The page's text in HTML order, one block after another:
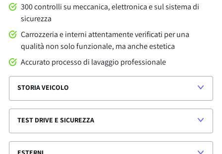
300 controlli su meccanica, elettronica e sul sistema di
sicurezza
Carrozzeria e interni attentamente verificati per una
qualità non solo funzionale, ma anche estetica
Accurato processo di lavaggio professionale
STORIA VEICOLO
TEST DRIVE E SICUREZZA